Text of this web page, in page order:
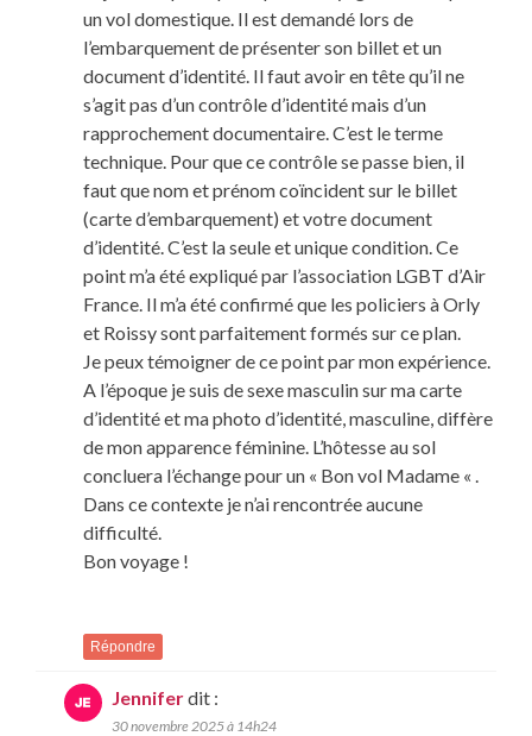
un vol domestique. Il est demandé lors de
l’embarquement de présenter son billet et un
document d’identité. Il faut avoir en tête qu’il ne
s’agit pas d’un contrôle d’identité mais d’un
rapprochement documentaire. C’est le terme
technique. Pour que ce contrôle se passe bien, il
faut que nom et prénom coïncident sur le billet
(carte d’embarquement) et votre document
d’identité. C’est la seule et unique condition. Ce
point m’a été expliqué par l’association LGBT d’Air
France. Il m’a été confirmé que les policiers à Orly
et Roissy sont parfaitement formés sur ce plan.
Je peux témoigner de ce point par mon expérience.
A l’époque je suis de sexe masculin sur ma carte
d’identité et ma photo d’identité, masculine, diffère
de mon apparence féminine. L’hôtesse au sol
concluera l’échange pour un « Bon vol Madame « .
Dans ce contexte je n’ai rencontrée aucune
difficulté.
Bon voyage !
Répondre
Jenniferdit :
30 novembre 2025 à 14h24